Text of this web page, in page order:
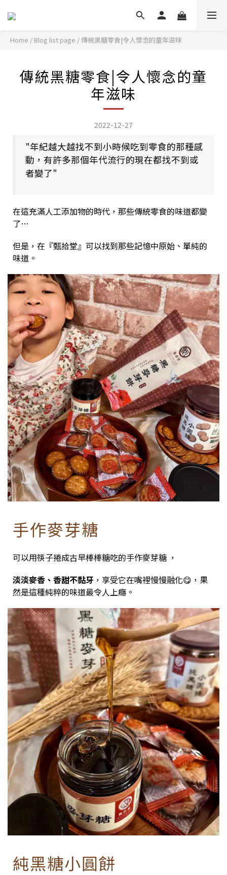
Home / Blog list page /傳統黑糖零食|令人懷念的童年滋味
傳統黑糖零食|令人懷念的童
年滋味
2022-12-27
"年紀越大越找不到小時候吃到零食的那種感
動，有許多那個年代流行的現在都找不到或
者變了"
在這充滿人工添加物的時代，那些傳統零食的味道都變
了…
但是，在『甄拾堂』可以找到那些記憶中原始、單純的
味道。
手作麥芽糖
可以用筷子捲成古早棒棒糖吃的手作麥芽糖 ，
淡淡麥香、香甜不黏牙 ，享受它在嘴裡慢慢融化😋，果
然是這種純粹的味道最令人上癮。
純黑糖小圓餅